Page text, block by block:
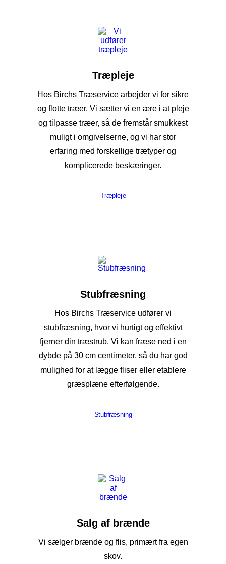
Træpleje
Hos Birchs Træservice arbejder vi for sikre
og flotte træer. Vi sætter vi en ære i at pleje
og tilpasse træer, så de fremstår smukkest
muligt i omgivelserne, og vi har stor
erfaring med forskellige trætyper og
komplicerede beskæringer.
Træpleje
Stubfræsning
Hos Birchs Træservice udfører vi
stubfræsning, hvor vi hurtigt og effektivt
fjerner din træstrub. Vi kan fræse ned i en
dybde på 30 cm centimeter, så du har god
mulighed for at lægge fliser eller etablere
græsplæne efterfølgende.
Stubfræsning
Salg af brænde
Vi sælger brænde og flis, primært fra egen
skov.